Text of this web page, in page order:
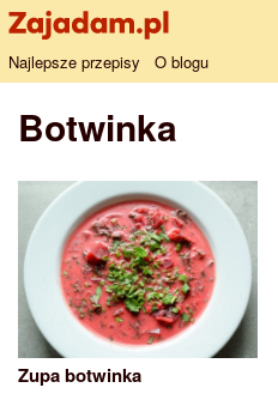
Najlepsze przepisy O blogu
Botwinka
Zupa botwinka